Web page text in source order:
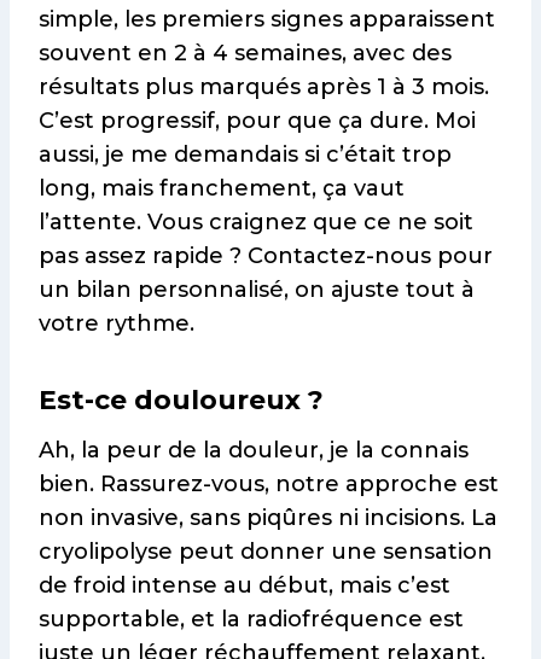
simple, les premiers signes apparaissent
souvent en 2 à 4 semaines, avec des
résultats plus marqués après 1 à 3 mois.
C’est progressif, pour que ça dure. Moi
aussi, je me demandais si c’était trop
long, mais franchement, ça vaut
l’attente. Vous craignez que ce ne soit
pas assez rapide ? Contactez-nous pour
un bilan personnalisé, on ajuste tout à
votre rythme.
Est-ce douloureux ?
Ah, la peur de la douleur, je la connais
bien. Rassurez-vous, notre approche est
non invasive, sans piqûres ni incisions. La
cryolipolyse peut donner une sensation
de froid intense au début, mais c’est
supportable, et la radiofréquence est
juste un léger réchauffement relaxant.